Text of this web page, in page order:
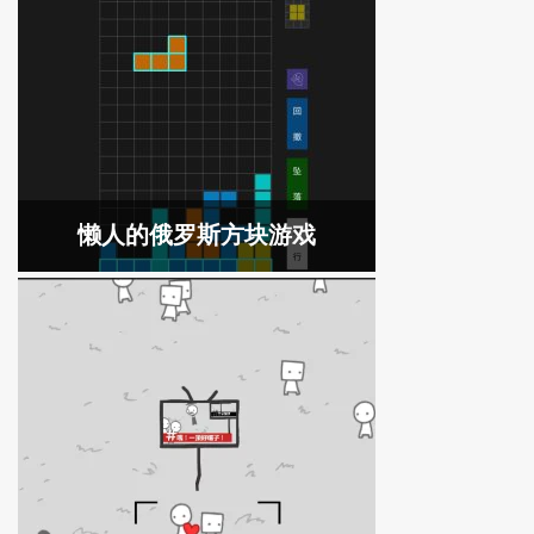
懒人的俄罗斯方块游戏